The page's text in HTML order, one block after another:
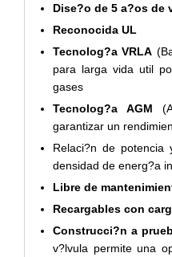
Dise?o de 5 a?os de
Reconocida UL
Tecnolog?a VRLA
para larga vida util
gases
Tecnolog?a AGM
garantizar un
Relaci?n de potencia
densidad de energ?a
Libre de
Recargables con
Construcci?n a
v?lvula permite una